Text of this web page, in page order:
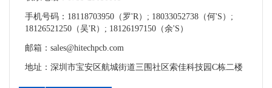
手机号码：18118703950（罗'R）; 18033052738（何'S）;
18126521250（吴'R）; 18126197150（余'S）
邮箱：sales@hitechpcb.com
地址：深圳市宝安区航城街道三围社区索佳科技园C栋二楼